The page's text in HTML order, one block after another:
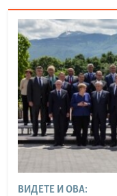
ВИДЕТЕ И ОВА: